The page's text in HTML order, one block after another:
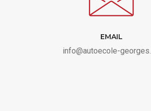
EMAIL
info@autoecole-